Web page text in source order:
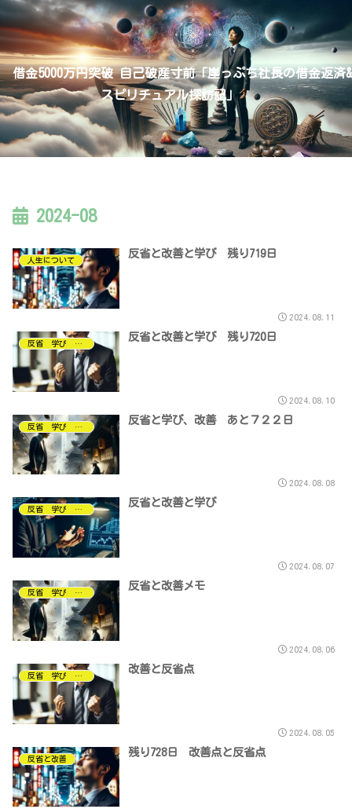
借金5000万円突破 自己破産寸前「崖っぷち社長の借金返済&
スピリチュアル探訪記」
2024-08
人生について
反省と改善と学び 残り719日
2024.08.11
反省 学び ノルマ
反省と改善と学び 残り720日
2024.08.10
反省 学び ノルマ
反省と学び、改善 あと７２２日
2024.08.08
反省 学び ノルマ
反省と改善と学び
2024.08.07
反省 学び ノルマ
反省と改善メモ
2024.08.06
反省 学び ノルマ
改善と反省点
2024.08.05
反省と改善
残り728日 改善点と反省点